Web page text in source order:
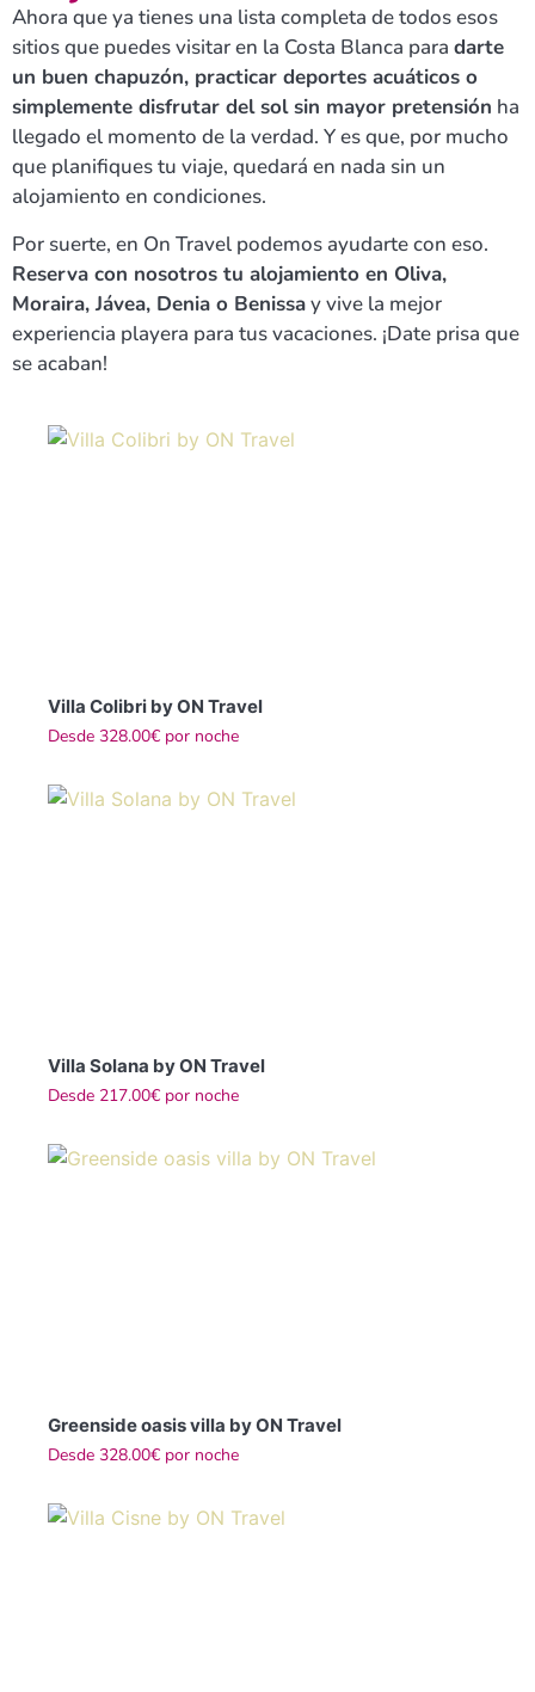
Ahora que ya tienes una lista completa de todos esos
sitios que puedes visitar en la Costa Blanca para darte
un buen chapuzón, practicar deportes acuáticos o
simplemente disfrutar del sol sin mayor pretensión ha
llegado el momento de la verdad. Y es que, por mucho
que planifiques tu viaje, quedará en nada sin un
alojamiento en condiciones.
Por suerte, en On Travel podemos ayudarte con eso.
Reserva con nosotros tu alojamiento en Oliva,
Moraira, Jávea, Denia o Benissay vive la mejor
experiencia playera para tus vacaciones. ¡Date prisa que
se acaban!
Villa Colibri by ON Travel
Desde 328.00€ por noche
Villa Solana by ON Travel
Desde 217.00€ por noche
Greenside oasis villa by ON Travel
Desde 328.00€ por noche